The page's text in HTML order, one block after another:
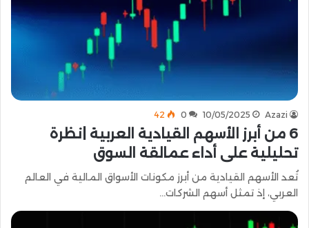
Azazi
10/05/2025
0
42
6 من أبرز الأسهم القيادية العربية |نظرة
تحليلية على أداء عمالقة السوق
تُعد الأسهم القيادية من أبرز مكونات الأسواق المالية في العالم
العربي، إذ تمثل أسهم الشركات…